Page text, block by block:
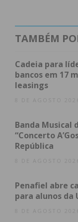
Lousada 252
Paços de
Ferreira
285
TAMBÉM
Cadeia para
bancos em 17
leasings
8 DE AGOSTO 2026
Banda Musical
“Concerto
República
8 DE AGOSTO 2026
Penafiel abre
para alunos da
8 DE AGOSTO 2026